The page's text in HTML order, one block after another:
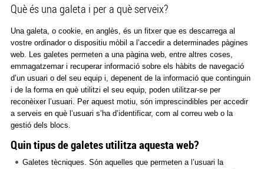
Què és una galeta i per a què serveix?
Una galeta, o cookie, en anglès, és un fitxer que es descarrega al
vostre ordinador o dispositiu mòbil a l’accedir a determinades pàgines
web. Les galetes permeten a una pàgina web, entre altres coses,
emmagatzemar i recuperar informació sobre els hàbits de navegació
d’un usuari o del seu equip i, depenent de la informació que continguin
i de la forma en què utilitzi el seu equip, poden utilitzar-se per
reconèixer l’usuari. Per aquest motiu, són imprescindibles per accedir
a serveis en què l’usuari s’ha d’identificar, com al correu web o la
gestió dels blocs.
Quin tipus de galetes utilitza aquesta web?
Galetes tècniques. Són aquelles que permeten a l’usuari la